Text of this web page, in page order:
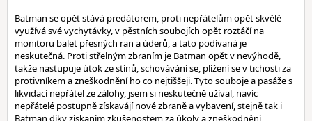
Batman se opět stává predátorem, proti nepřátelům opět skvělě
využívá své vychytávky, v pěstních soubojích opět roztáčí na
monitoru balet přesných ran a úderů, a tato podívaná je
neskutečná. Proti střelným zbraním je Batman opět v nevýhodě,
takže nastupuje útok ze stínů, schovávání se, plížení se v tichosti za
protivníkem a zneškodnění ho co nejtiššeji. Tyto souboje a pasáže s
likvidací nepřátel ze zálohy, jsem si neskutečně užíval, navíc
nepřátelé postupně získavájí nové zbraně a vybavení, stejně tak i
Batman díky získaním zkušenostem za úkoly a zneškodnění